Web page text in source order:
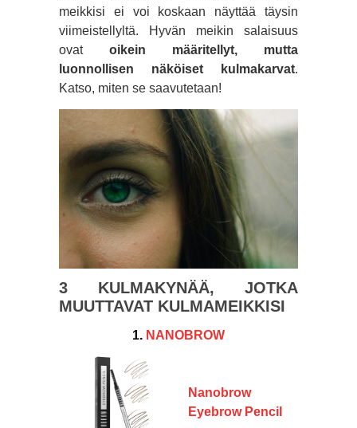
meikkisi ei voi koskaan näyttää täysin
viimeistellyltä. Hyvän meikin salaisuus
ovatoikein määritellyt, mutta
luonnollisen näköiset kulmakarvat.
Katso, miten se saavutetaan!
3 KULMAKYNÄÄ, JOTKA
MUUTTAVAT KULMAMEIKKISI
1. NANOBROW
Nanobrow
Eyebrow Pencil